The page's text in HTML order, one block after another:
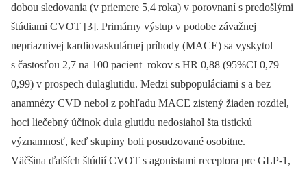
dobou sledovania (v priemere 5,4 roka) v porovnaní s predošlými
štúdiami CVOT [3]. Primárny výstup v podobe závažnej
nepriaznivej kardiovaskulárnej príhody (MACE) sa vyskytol
s častosťou 2,7 na 100 pacient–rokov s HR 0,88 (95%CI 0,79–
0,99) v prospech dulaglutidu. Medzi subpopuláciami s a bez
anamnézy CVD nebol z pohľadu MACE zistený žiaden rozdiel,
hoci liečebný účinok dula glutidu nedosiahol šta tistickú
významnosť, keď skupiny boli posudzované osobitne.
Väčšina ďalších štúdií CVOT s agonistami receptora pre GLP-1,